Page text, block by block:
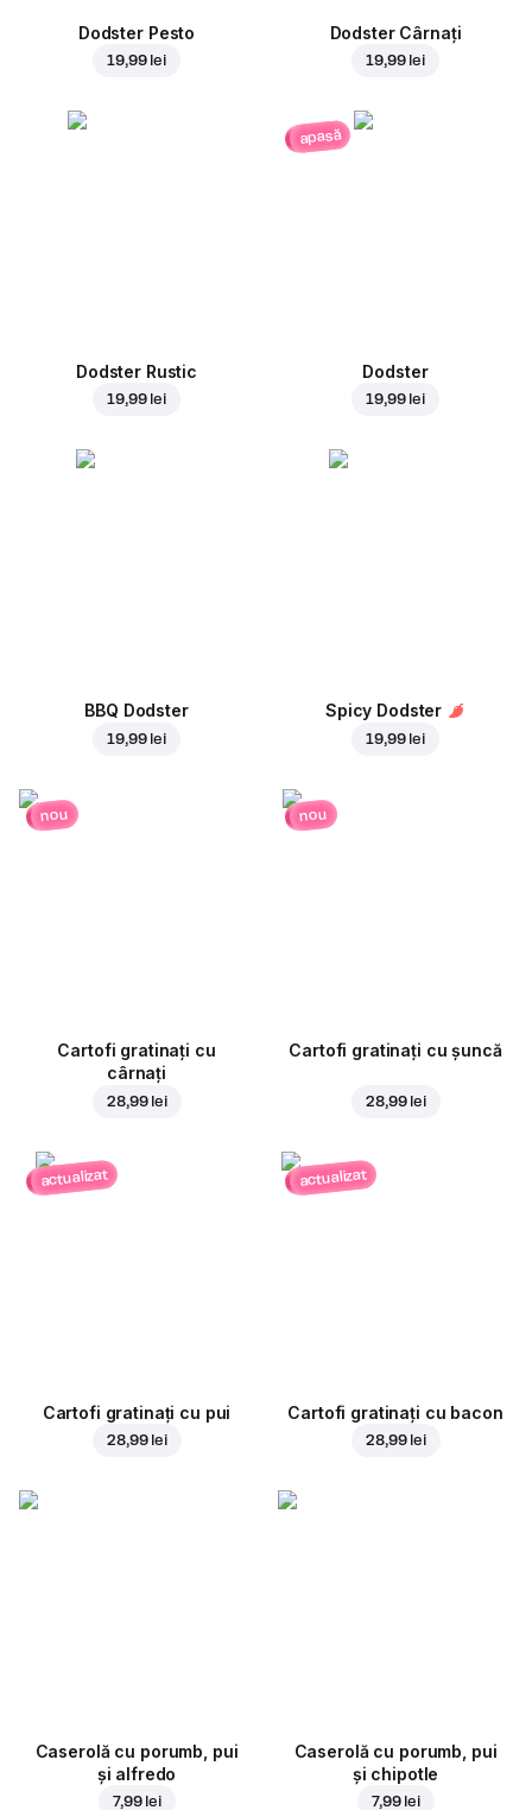
Dodster Pesto
19,99 lei
Dodster Cârnați
19,99 lei
Dodster Rustic
19,99 lei
apasă
Dodster
19,99 lei
BBQ Dodster
19,99 lei
Spicy Dodster
19,99 lei
nou
Cartofi gratinați cu
cârnați
28,99 lei
nou
Cartofi gratinați cu șuncă
28,99 lei
actualizat
Cartofi gratinați cu pui
28,99 lei
actualizat
Cartofi gratinați cu bacon
28,99 lei
Caserolă cu porumb, pui
și alfredo
7,99 lei
Caserolă cu porumb, pui
și chipotle
7,99 lei